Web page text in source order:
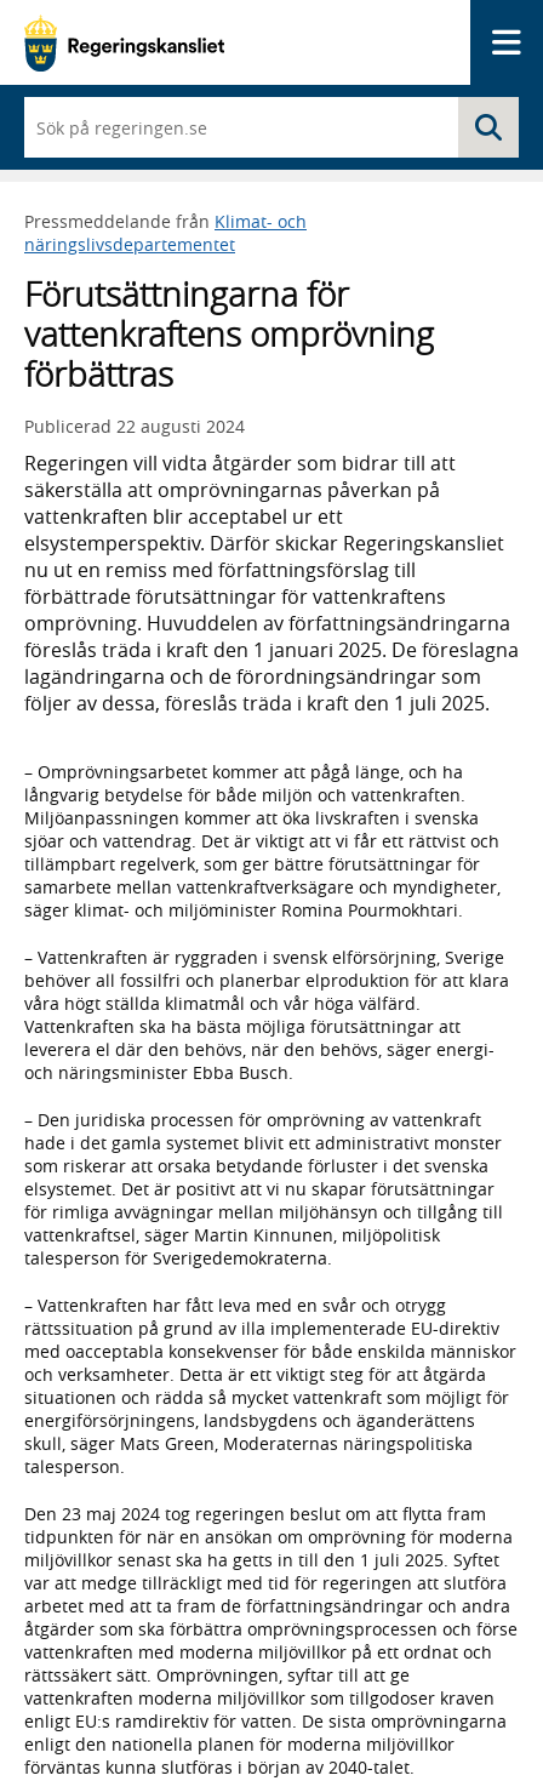
du
börjar
skriva
framträder
en
med
sökförslag
Pressmeddelande från Klimat- och
näringslivsdepartementet
Förutsättningarna för
vattenkraftens omprövning
förbättras
Publicerad 22 augusti 2024
Regeringen vill vidta åtgärder som bidrar till att
säkerställa att omprövningarnas påverkan på
vattenkraften blir acceptabel ur ett
elsystemperspektiv. Därför skickar Regeringskansliet
nu ut en remiss med författningsförslag till
förbättrade förutsättningar för vattenkraftens
omprövning. Huvuddelen av författningsändringarna
föreslås träda i kraft den 1 januari 2025. De föreslagna
lagändringarna och de förordningsändringar som
följer av dessa, föreslås träda i kraft den 1 juli 2025.
– Omprövningsarbetet kommer att pågå länge, och ha
långvarig betydelse för både miljön och vattenkraften.
Miljöanpassningen kommer att öka livskraften i svenska
sjöar och vattendrag. Det är viktigt att vi får ett rättvist och
tillämpbart regelverk, som ger bättre förutsättningar för
samarbete mellan vattenkraftverksägare och myndigheter,
säger klimat- och miljöminister Romina Pourmokhtari.
– Vattenkraften är ryggraden i svensk elförsörjning, Sverige
behöver all fossilfri och planerbar elproduktion för att klara
våra högt ställda klimatmål och vår höga välfärd.
Vattenkraften ska ha bästa möjliga förutsättningar att
leverera el där den behövs, när den behövs, säger energi-
och näringsminister Ebba Busch.
– Den juridiska processen för omprövning av vattenkraft
hade i det gamla systemet blivit ett administrativt monster
som riskerar att orsaka betydande förluster i det svenska
elsystemet. Det är positivt att vi nu skapar förutsättningar
för rimliga avvägningar mellan miljöhänsyn och tillgång till
vattenkraftsel, säger Martin Kinnunen, miljöpolitisk
talesperson för Sverigedemokraterna.
– Vattenkraften har fått leva med en svår och otrygg
rättssituation på grund av illa implementerade EU-direktiv
med oacceptabla konsekvenser för både enskilda människor
och verksamheter. Detta är ett viktigt steg för att åtgärda
situationen och rädda så mycket vattenkraft som möjligt för
energiförsörjningens, landsbygdens och äganderättens
skull, säger Mats Green, Moderaternas näringspolitiska
talesperson.
Den 23 maj 2024 tog regeringen beslut om att flytta fram
tidpunkten för när en ansökan om omprövning för moderna
miljövillkor senast ska ha getts in till den 1 juli 2025. Syftet
var att medge tillräckligt med tid för regeringen att slutföra
arbetet med att ta fram de författningsändringar och andra
åtgärder som ska förbättra omprövningsprocessen och förse
vattenkraften med moderna miljövillkor på ett ordnat och
rättssäkert sätt. Omprövningen, syftar till att ge
vattenkraften moderna miljövillkor som tillgodoser kraven
enligt EU:s ramdirektiv för vatten. De sista omprövningarna
enligt den nationella planen för moderna miljövillkor
förväntas kunna slutföras i början av 2040-talet.